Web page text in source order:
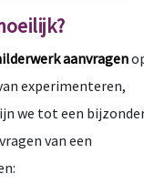
aanvragen
experimenteren,
we tot een
van een